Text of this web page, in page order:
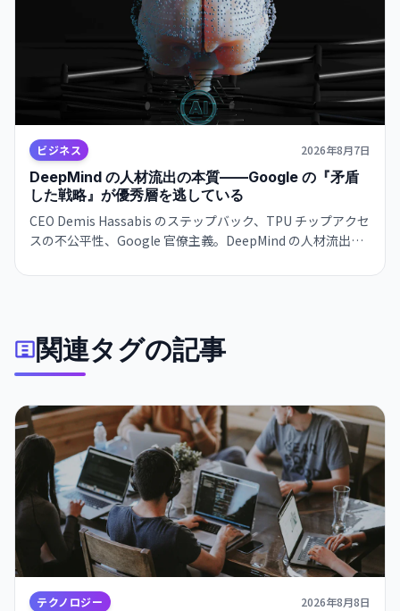
ビジネス 2026年8月7日
DeepMind の人材流出の本質——Google の『矛盾
した戦略』が優秀層を逃している
CEO Demis Hassabis のステップバック、TPU チップアクセ
スの不公平性、Google 官僚主義。DeepMind の人材流出は
盾を示唆している。
関連タグの記事
テクノロジー 2026年8月8日